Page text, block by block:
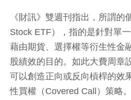
《財訊》雙週刊指出，所謂的
Stock ETF），指的是針對單
藉由期貨、選擇權等衍生性金
股績效的目的。如此大費周章
可以創造正向或反向槓桿的效
性買權（Covered Call）策略。